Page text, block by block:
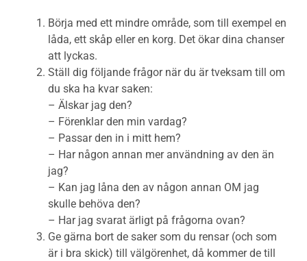
Börja med ett mindre område, som till exempel en
låda, ett skåp eller en korg. Det ökar dina chanser
att lyckas.
Ställ dig följande frågor när du är tveksam till om
du ska ha kvar saken:
– Älskar jag den?
– Förenklar den min vardag?
– Passar den in i mitt hem?
– Har någon annan mer användning av den än
jag?
– Kan jag låna den av någon annan OM jag
skulle behöva den?
– Har jag svarat ärligt på frågorna ovan?
Ge gärna bort de saker som du rensar (och som
är i bra skick) till välgörenhet, då kommer de till